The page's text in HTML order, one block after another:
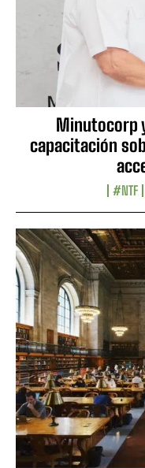
Minutocorp
capacitación
#NTF